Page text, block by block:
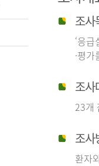
조사
‘응
·평
조사
23개
조사
환자